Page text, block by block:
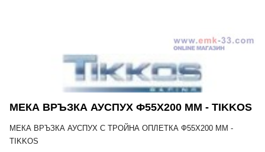
МЕКА ВРЪЗКА АУСПУХ Ф55Х200 MM - TIKKOS
МЕКА ВРЪЗКА АУСПУХ С ТРОЙНА ОПЛЕТКА Ф55Х200 MM -
TIKKOS